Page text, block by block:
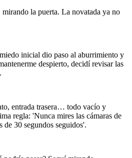
la puerta. La novatada ya no
inicial dio paso al aburrimiento y
despierto, decidí revisar las
entrada trasera… todo vacío y
regla: 'Nunca mires las cámaras de
de 30 segundos seguidos'.